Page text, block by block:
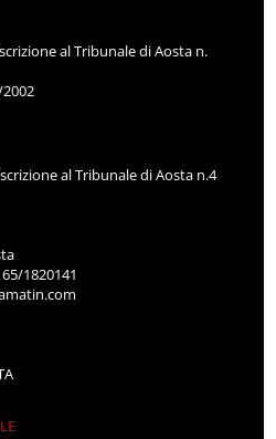
al Tribunale di Aosta n.
al Tribunale di Aosta n.4
1820141